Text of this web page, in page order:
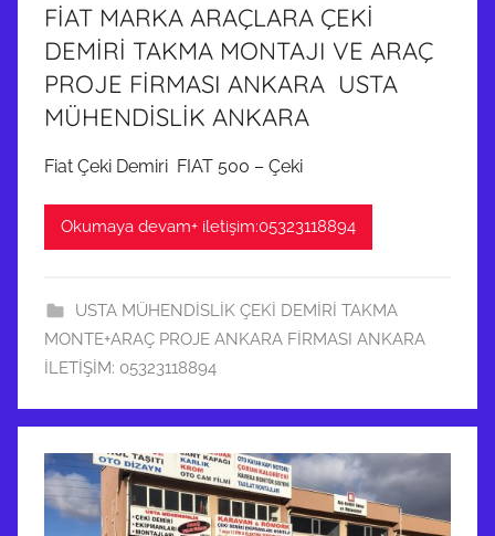
FİAT MARKA ARAÇLARA ÇEKİ
DEMİRİ TAKMA MONTAJI VE ARAÇ
PROJE FİRMASI ANKARA USTA
MÜHENDİSLİK ANKARA
Fiat Çeki Demiri FIAT 500 – Çeki
Okumaya devam+ iletişim:05323118894
USTA MÜHENDİSLİK ÇEKİ DEMİRİ TAKMA
MONTE+ARAÇ PROJE ANKARA FİRMASI ANKARA
İLETİŞİM: 05323118894